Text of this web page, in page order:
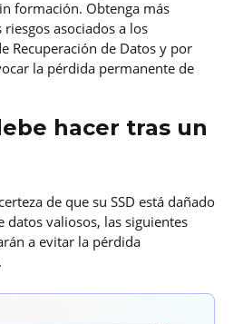
formación. Obtenga más
asociados a los
Recuperación de Datos y por
la pérdida permanente de
hacer tras un
de que su SSD está dañado
datos valiosos, las siguientes
a evitar la pérdida